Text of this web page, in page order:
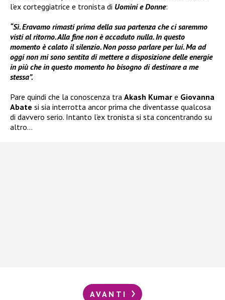
l’ex corteggiatrice e tronista di Uomini e Donne:
“Sì. Eravamo rimasti prima della sua partenza che ci saremmo
visti al ritorno. Alla fine non è accaduto nulla. In questo
momento è calato il silenzio. Non posso parlare per lui. Ma ad
oggi non mi sono sentita di mettere a disposizione delle energie
in più che in questo momento ho bisogno di destinare a me
stessa”.
Pare quindi che la conoscenza tra Akash Kumar e Giovanna
Abate si sia interrotta ancor prima che diventasse qualcosa
di davvero serio. Intanto l’ex tronista si sta concentrando su
altro…
AVANTI